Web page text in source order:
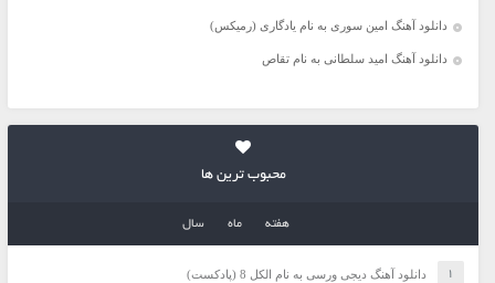
دانلود آهنگ امین سوری به نام یادگاری (رمیکس)
دانلود آهنگ امید سلطانی به نام تقاص
محبوب ترین ها
هفته ماه سال
دانلود آهنگ دیجی ورسی به نام الکل 8 (پادکست)